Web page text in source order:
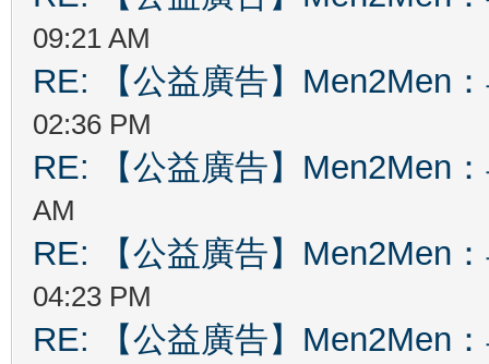
09:21 AM
RE: 【公益廣告】Men2Men
02:36 PM
RE: 【公益廣告】Men2Men
AM
RE: 【公益廣告】Men2Men
04:23 PM
RE: 【公益廣告】Men2Men